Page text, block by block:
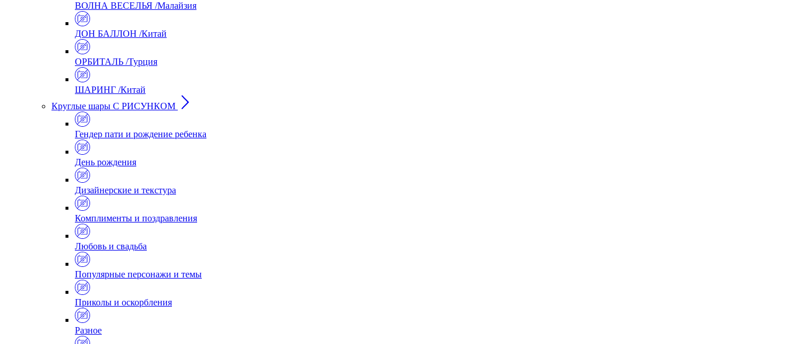
ВОЛНА ВЕСЕЛЬЯ /Малайзия
ДОН БАЛЛОН /Китай
ОРБИТАЛЬ /Турция
ШАРИНГ /Китай
Круглые шары С РИСУНКОМ
Гендер пати и рождение ребенка
День рождения
Дизайнерские и текстура
Комплименты и поздравления
Любовь и свадьба
Популярные персонажи и темы
Приколы и оскорбления
Разное